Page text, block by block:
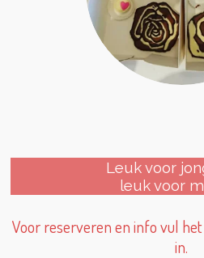
Leuk voor
leuk voor
Voor reserveren en info vul
in.